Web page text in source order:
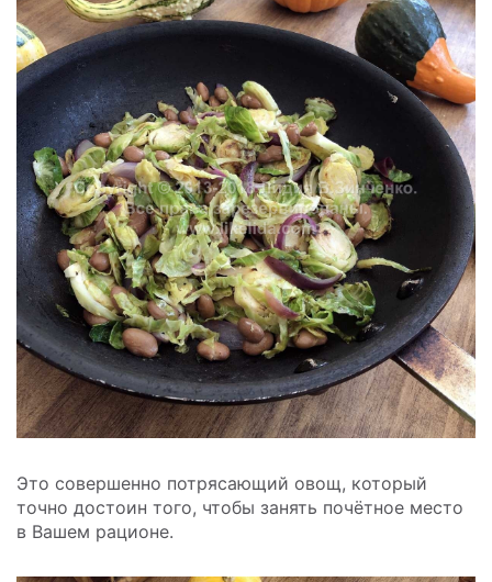
Это совершенно потрясающий овощ, который
точно достоин того, чтобы занять почётное место
в Вашем рационе.